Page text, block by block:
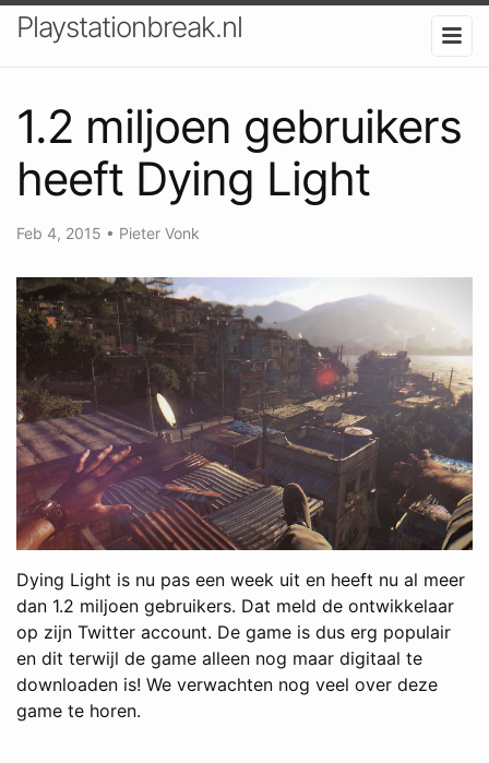
Playstationbreak.nl
1.2 miljoen gebruikers
heeft Dying Light
Feb 4, 2015 • Pieter Vonk
Dying Light is nu pas een week uit en heeft nu al meer
dan 1.2 miljoen gebruikers. Dat meld de ontwikkelaar
op zijn Twitter account. De game is dus erg populair
en dit terwijl de game alleen nog maar digitaal te
downloaden is! We verwachten nog veel over deze
game te horen.